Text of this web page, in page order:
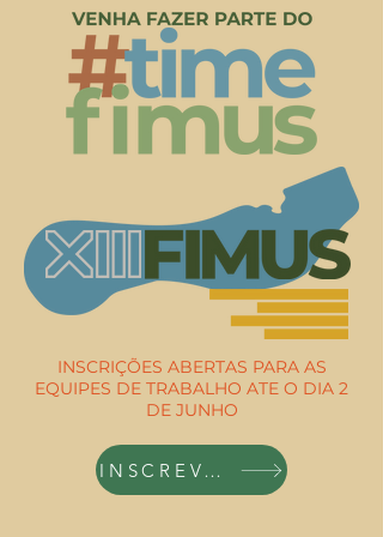
INSCRIÇÕES ABERTAS PARA AS
EQUIPES DE TRABALHO ATE O DIA 2
DE JUNHO
INSCREVA-SE